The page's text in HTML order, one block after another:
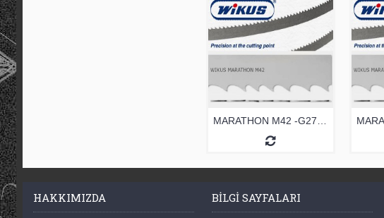
MARATHON M42 -G27 ŞERİT TESTERE
HAKKIMIZDA BILGI SAYFALARI